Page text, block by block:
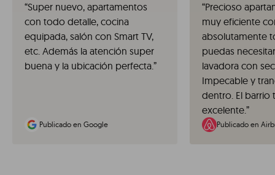
“Super nuevo, apartamentos
con todo detalle, cocina
equipada, salón con Smart TV,
etc. Además la atención super
buena y la ubicación perfecta.”
Publicado en Google
“Precioso
muy eficiente
absolutamente
puedas
lavadora con
Impecable y
dentro. El barrio
excelente.”
Publicado en